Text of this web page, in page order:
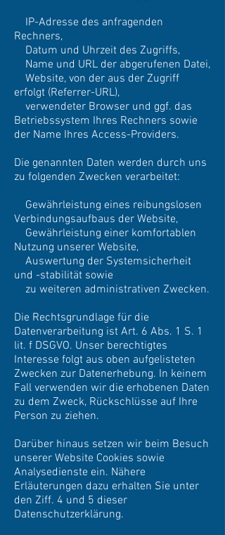
IP-Adresse des anfragenden
Rechners,
Datum und Uhrzeit des Zugriffs,
Name und URL der abgerufenen Datei,
Website, von der aus der Zugriff
erfolgt (Referrer-URL),
verwendeter Browser und ggf. das
Betriebssystem Ihres Rechners sowie
der Name Ihres Access-Providers.
Die genannten Daten werden durch uns
zu folgenden Zwecken verarbeitet:
Gewährleistung eines reibungslosen
Verbindungsaufbaus der Website,
Gewährleistung einer komfortablen
Nutzung unserer Website,
Auswertung der Systemsicherheit
und -stabilität sowie
zu weiteren administrativen Zwecken.
Die Rechtsgrundlage für die
Datenverarbeitung ist Art. 6 Abs. 1 S. 1
lit. f DSGVO. Unser berechtigtes
Interesse folgt aus oben aufgelisteten
Zwecken zur Datenerhebung. In keinem
Fall verwenden wir die erhobenen Daten
zu dem Zweck, Rückschlüsse auf Ihre
Person zu ziehen.
Darüber hinaus setzen wir beim Besuch
unserer Website Cookies sowie
Analysedienste ein. Nähere
Erläuterungen dazu erhalten Sie unter
den Ziff. 4 und 5 dieser
Datenschutzerklärung.